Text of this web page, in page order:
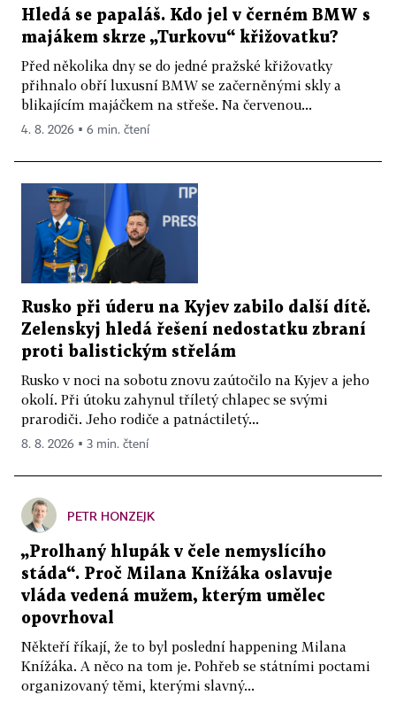
Hledá se papaláš. Kdo jel v černém BMW s
majákem skrze „Turkovu“ křižovatku?
Před několika dny se do jedné pražské křižovatky
přihnalo obří luxusní BMW se začerněnými skly a
blikajícím majáčkem na střeše. Na červenou...
4. 8. 2026 ▪ 6 min. čtení
Rusko při úderu na Kyjev zabilo další dítě.
Zelenskyj hledá řešení nedostatku zbraní
proti balistickým střelám
Rusko v noci na sobotu znovu zaútočilo na Kyjev a jeho
okolí. Při útoku zahynul tříletý chlapec se svými
prarodiči. Jeho rodiče a patnáctiletý...
8. 8. 2026 ▪ 3 min. čtení
PETR HONZEJK
„Prolhaný hlupák v čele nemyslícího
stáda“. Proč Milana Knížáka oslavuje
vláda vedená mužem, kterým umělec
opovrhoval
Někteří říkají, že to byl poslední happening Milana
Knížáka. A něco na tom je. Pohřeb se státními poctami
organizovaný těmi, kterými slavný...